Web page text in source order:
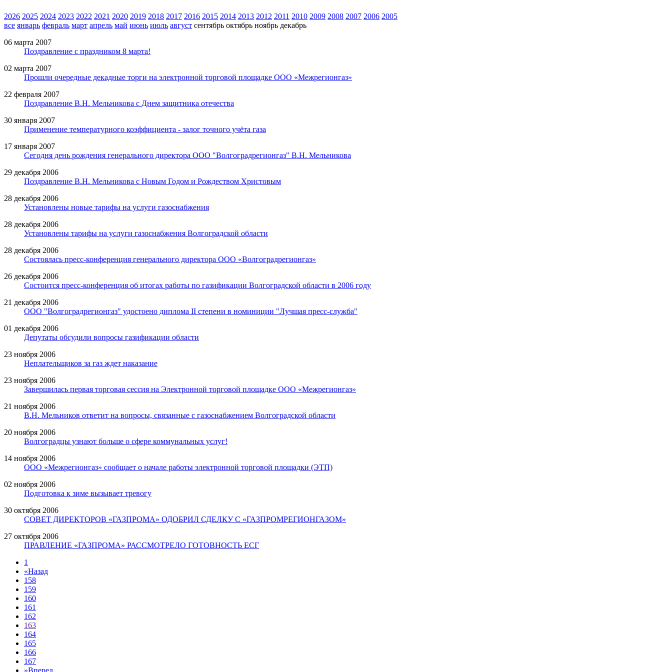
2026 2025 2024 2023 2022 2021 2020 2019 2018 2017 2016 2015 2014 2013 2012 2011 2010 2009 2008 2007 2006 2005
все январь февраль март апрель май июнь июль август сентябрь октябрь ноябрь декабрь
06 марта 2007
Поздравление с праздником 8 марта!
02 марта 2007
Прошли очередные декадные торги на электронной торговой площадке ООО «Межрегионгаз»
22 февраля 2007
Поздравление В.Н. Мельникова с Днем защитника отечества
30 января 2007
Применение температурного коэффициента - залог точного учёта газа
17 января 2007
Сегодня день рождения генерального директора ООО "Волгоградрегионгаз" В.Н. Мельникова
29 декабря 2006
Поздравление В.Н. Мельникова с Новым Годом и Рождеством Христовым
28 декабря 2006
Установлены новые тарифы на услуги газоснабжения
28 декабря 2006
Установлены тарифы на услуги газоснабжения Волгоградской области
28 декабря 2006
Cостоялась пресс-конференция генерального директора ООО «Волгоградрегионгаз»
26 декабря 2006
Состоится пресс-конференция об итогах работы по газификации Волгоградской области в 2006 году
21 декабря 2006
ООО "Волгоградрегионгаз" удостоено диплома II степени в номиниции "Лучшая пресс-служба"
01 декабря 2006
Депутаты обсудили вопросы газификации области
23 ноября 2006
Неплательщиков за газ ждет наказание
23 ноября 2006
Завершилась первая торговая сессия на Электронной торговой площадке ООО «Межрегионгаз»
21 ноября 2006
В.Н. Мельников ответит на вопросы, связанные с газоснабжением Волгоградской области
20 ноября 2006
Волгоградцы узнают больше о сфере коммунальных услуг!
14 ноября 2006
ООО «Межрегионгаз» сообщает о начале работы электронной торговой площадки (ЭТП)
02 ноября 2006
Подготовка к зиме вызывает тревогу
30 октября 2006
СОВЕТ ДИРЕКТОРОВ «ГАЗПРОМА» ОДОБРИЛ СДЕЛКУ С «ГАЗПРОМРЕГИОНГАЗОМ»
27 октября 2006
ПРАВЛЕНИЕ «ГАЗПРОМА» РАССМОТРЕЛО ГОТОВНОСТЬ ЕСГ
1
«Назад
158
159
160
161
162
163
164
165
166
167
»Вперед